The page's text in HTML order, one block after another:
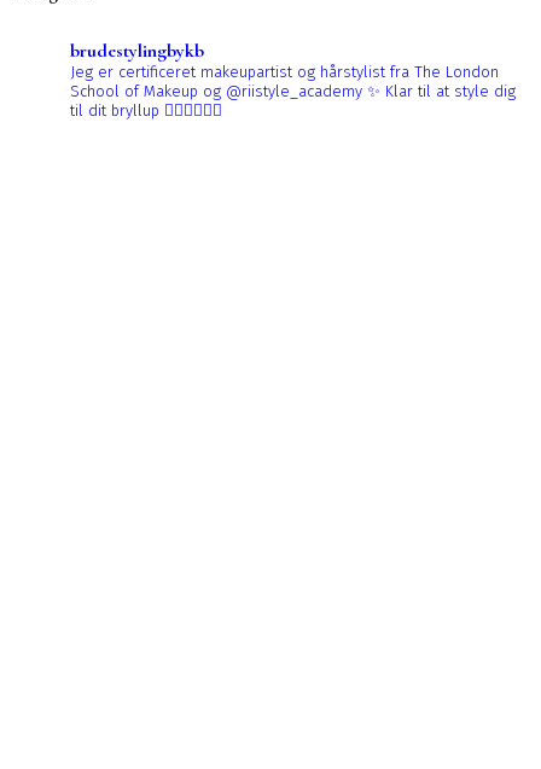
brudestylingbykb
Jeg er certificeret makeupartist og hårstylist fra The London
School of Makeup og @riistyle_academy ✨ Klar til at style dig
til dit bryllup 👰🏼‍♀️👰🏻‍♀️